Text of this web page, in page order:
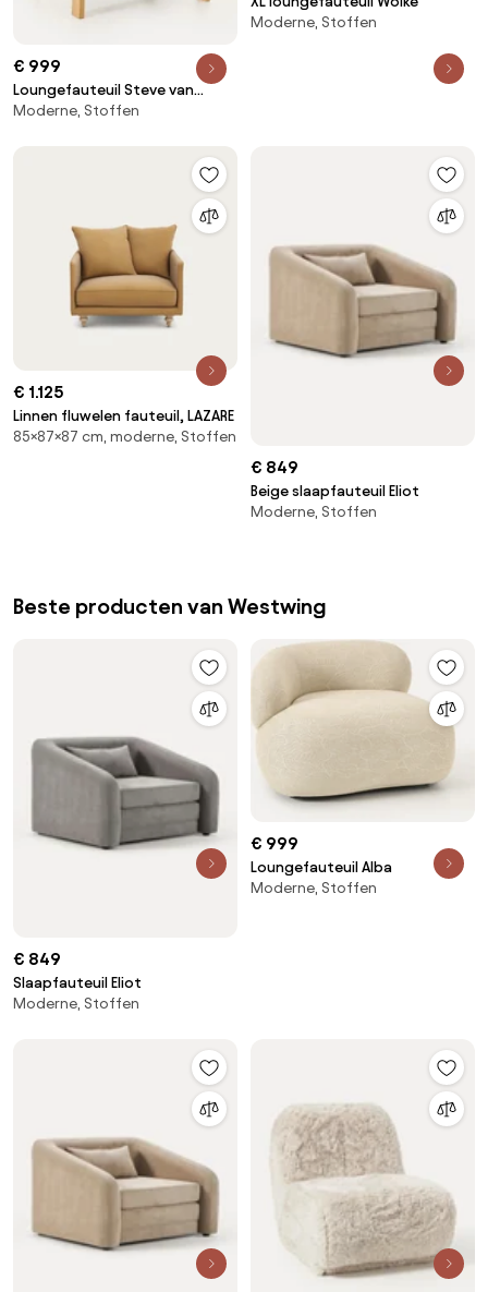
€ 999
Loungefauteuil Steve van
eikenhout
Moderne, Stoffen
Moderne, Stoffen
€ 1.125
Linnen fluwelen fauteuil, LAZARE
85×87×87 cm, moderne, Stoffen
€ 849
Beige slaapfauteuil Eliot
Moderne, Stoffen
Beste producten van Westwing
€ 849
Slaapfauteuil Eliot
Moderne, Stoffen
€ 999
Loungefauteuil Alba
Moderne, Stoffen